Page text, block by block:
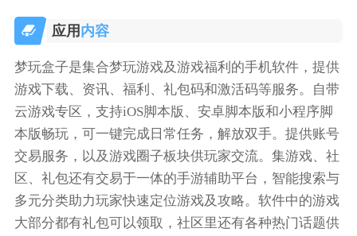
应用 内容
梦玩盒子是集合梦玩游戏及游戏福利的手机软件，提供
游戏下载、资讯、福利、礼包码和激活码等服务。自带
云游戏专区，支持iOS脚本版、安卓脚本版和小程序脚
本版畅玩，可一键完成日常任务，解放双手。提供账号
交易服务，以及游戏圈子板块供玩家交流。集游戏、社
区、礼包还有交易于一体的手游辅助平台，智能搜索与
多元分类助力玩家快速定位游戏及攻略。软件中的游戏
大部分都有礼包可以领取，社区里还有各种热门话题供